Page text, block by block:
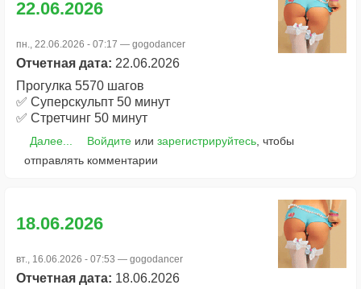
22.06.2026
пн., 22.06.2026 - 07:17 — gogodancer
Отчетная дата: 22.06.2026
Прогулка 5570 шагов
✅ Суперскульпт 50 минут
✅ Стретчинг 50 минут
Далее... Войдитеили зарегистрируйтесь, чтобы
отправлять комментарии
18.06.2026
вт., 16.06.2026 - 07:53 — gogodancer
Отчетная дата: 18.06.2026